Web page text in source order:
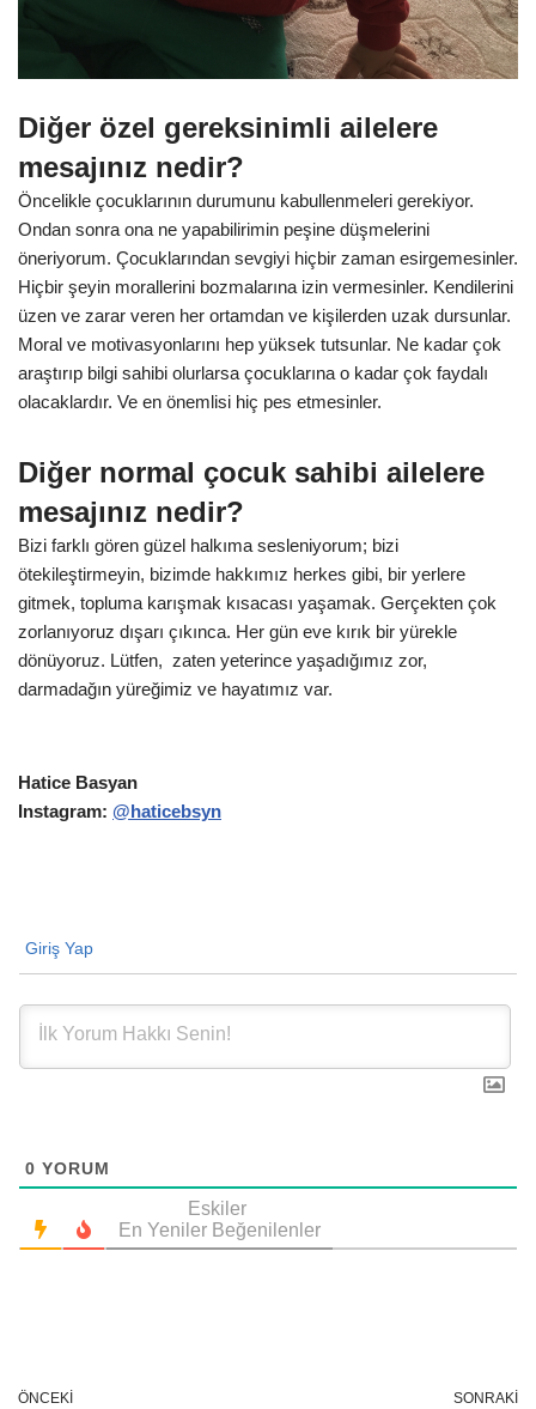
Diğer özel gereksinimli ailelere
mesajınız nedir?
Öncelikle çocuklarının durumunu kabullenmeleri gerekiyor.
Ondan sonra ona ne yapabilirimin peşine düşmelerini
öneriyorum. Çocuklarından sevgiyi hiçbir zaman esirgemesinler.
Hiçbir şeyin morallerini bozmalarına izin vermesinler. Kendilerini
üzen ve zarar veren her ortamdan ve kişilerden uzak dursunlar.
Moral ve motivasyonlarını hep yüksek tutsunlar. Ne kadar çok
araştırıp bilgi sahibi olurlarsa çocuklarına o kadar çok faydalı
olacaklardır. Ve en önemlisi hiç pes etmesinler.
Diğer normal çocuk sahibi ailelere
mesajınız nedir?
Bizi farklı gören güzel halkıma sesleniyorum; bizi
ötekileştirmeyin, bizimde hakkımız herkes gibi, bir yerlere
gitmek, topluma karışmak kısacası yaşamak. Gerçekten çok
zorlanıyoruz dışarı çıkınca. Her gün eve kırık bir yürekle
dönüyoruz. Lütfen, zaten yeterince yaşadığımız zor,
darmadağın yüreğimiz ve hayatımız var.
Hatice Basyan
Instagram: @haticebsyn
Giriş Yap
0 YORUM
Eskiler
En Yeniler Beğenilenler
ÖNCEKI SONRAKI